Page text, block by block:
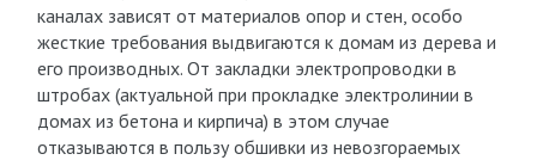
каналах зависят от материалов опор и стен, особо
жесткие требования выдвигаются к домам из дерева и
его производных. От закладки электропроводки в
штробах (актуальной при прокладке электролинии в
домах из бетона и кирпича) в этом случае
отказываются в пользу обшивки из невозгораемых